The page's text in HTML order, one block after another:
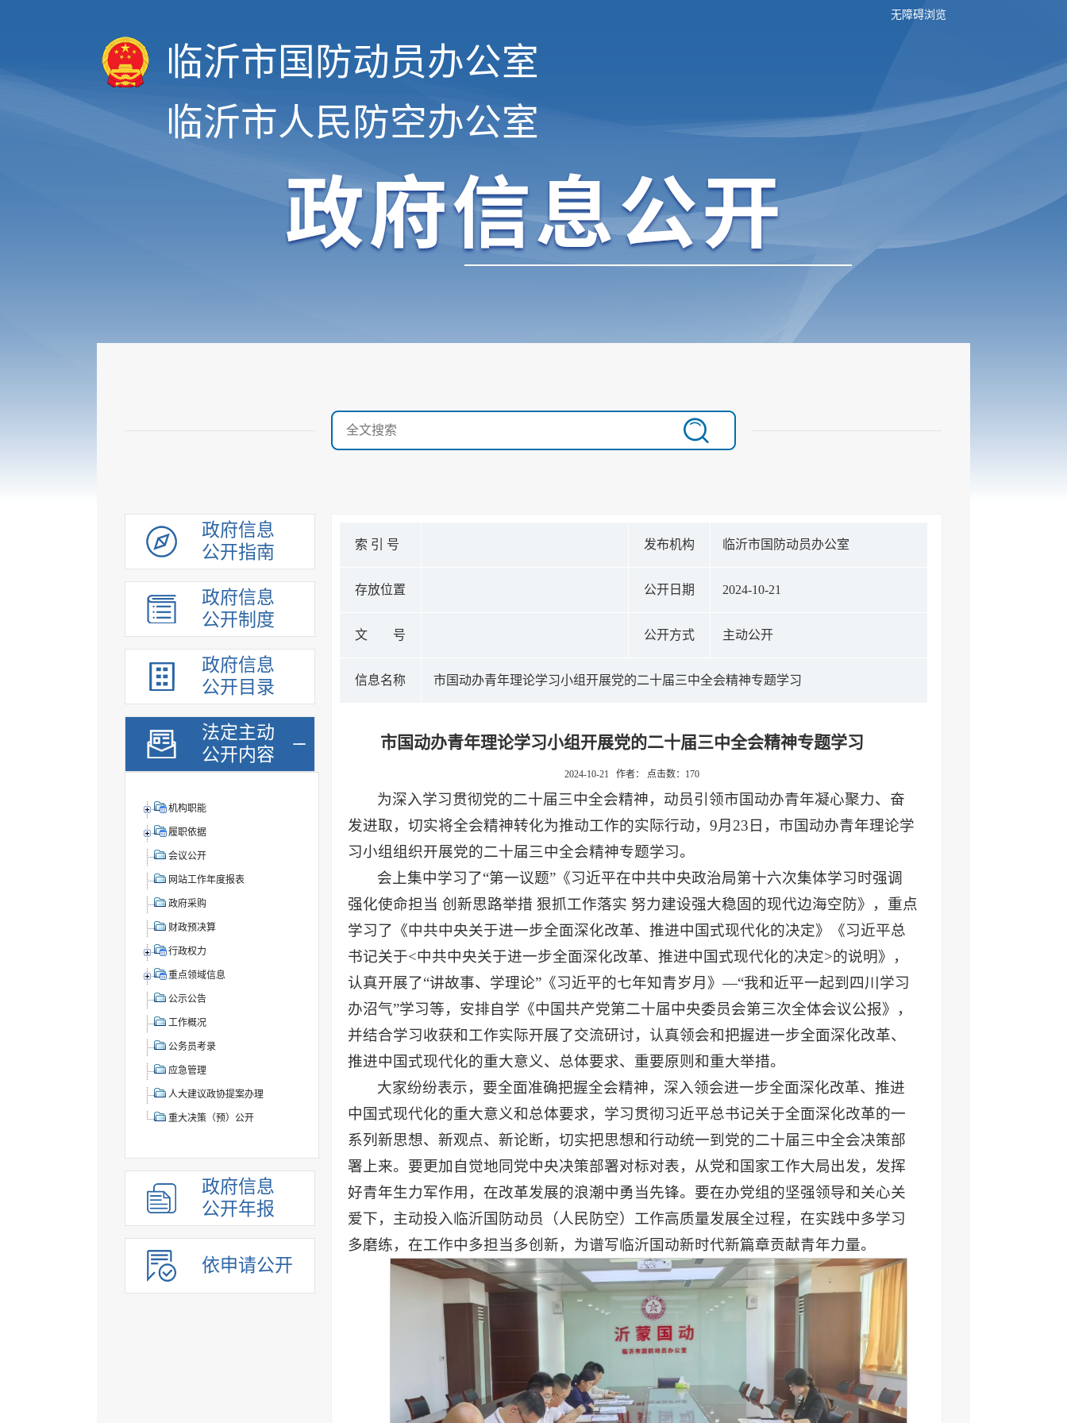
无障碍浏览
临沂市国防动员办公室
临沂市人民防空办公室
政府信息
公开指南
政府信息
公开制度
政府信息
公开目录
法定主动
公开内容
机构职能
履职依据
会议公开
网站工作年度报表
政府采购
财政预决算
行政权力
重点领域信息
公示公告
工作概况
公务员考录
应急管理
人大建议政协提案办理
重大决策（预）公开
政府信息
公开年报
依申请公开
索 引 号 发布机构 临沂市国防动员办公室
存放位置 公开日期 2024-10-21
文 号 公开方式 主动公开
信息名称 市国动办青年理论学习小组开展党的二十届三中全会精神专题学习
市国动办青年理论学习小组开展党的二十届三中全会精神专题学习
2024-10-21 作者： 点击数： 170
为深入学习贯彻党的二十届三中全会精神，动员引领市国动办青年凝心聚力、奋
发进取，切实将全会精神转化为推动工作的实际行动，9月23日，市国动办青年理论学
习小组组织开展党的二十届三中全会精神专题学习。
会上集中学习了“第一议题”《习近平在中共中央政治局第十六次集体学习时强调
强化使命担当 创新思路举措 狠抓工作落实 努力建设强大稳固的现代边海空防》，重点
学习了《中共中央关于进一步全面深化改革、推进中国式现代化的决定》《习近平总
书记关于<中共中央关于进一步全面深化改革、推进中国式现代化的决定>的说明》，
认真开展了“讲故事、学理论”《习近平的七年知青岁月》—“我和近平一起到四川学习
办沼气”学习等，安排自学《中国共产党第二十届中央委员会第三次全体会议公报》，
并结合学习收获和工作实际开展了交流研讨，认真领会和把握进一步全面深化改革、
推进中国式现代化的重大意义、总体要求、重要原则和重大举措。
大家纷纷表示，要全面准确把握全会精神，深入领会进一步全面深化改革、推进
中国式现代化的重大意义和总体要求，学习贯彻习近平总书记关于全面深化改革的一
系列新思想、新观点、新论断，切实把思想和行动统一到党的二十届三中全会决策部
署上来。要更加自觉地同党中央决策部署对标对表，从党和国家工作大局出发，发挥
好青年生力军作用，在改革发展的浪潮中勇当先锋。要在办党组的坚强领导和关心关
爱下，主动投入临沂国防动员（人民防空）工作高质量发展全过程，在实践中多学习
多磨练，在工作中多担当多创新，为谱写临沂国动新时代新篇章贡献青年力量。